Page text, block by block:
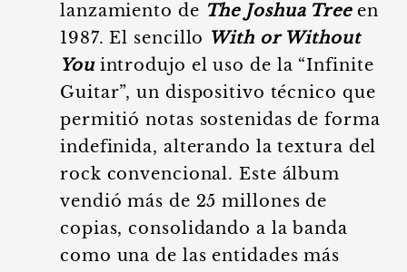
lanzamiento de The Joshua Treeen
1987. El sencillo With or Without
Youintrodujo el uso de la “Infinite
Guitar”, un dispositivo técnico que
permitió notas sostenidas de forma
indefinida, alterando la textura del
rock convencional. Este álbum
vendió más de 25 millones de
copias, consolidando a la banda
como una de las entidades más